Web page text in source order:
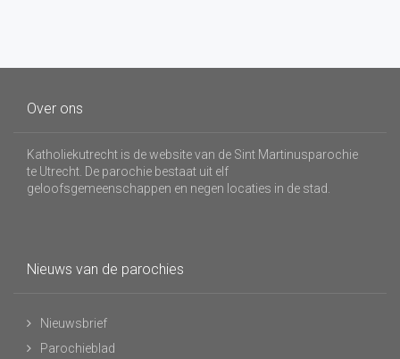
Over ons
Katholiekutrecht is de website van de Sint Martinusparochie
te Utrecht. De parochie bestaat uit elf
geloofsgemeenschappen en negen locaties in de stad.
Nieuws van de parochies
Nieuwsbrief
Parochieblad